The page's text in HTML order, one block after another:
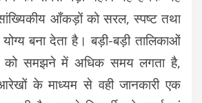
आँकड़ों को सरल, स्पष्ट तथा
बना देता है। बड़ी-बड़ी तालिकाओं
समझने में अधिक समय लगता है,
के माध्यम से वही जानकारी एक